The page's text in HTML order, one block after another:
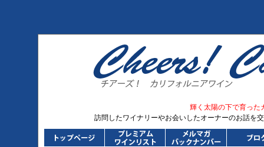
輝く太陽の下で育った
訪問したワイナリーやお会いしたオーナーのお話を